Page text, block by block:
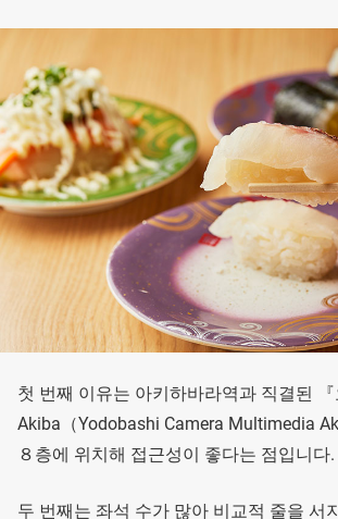
첫 번째 이유는 아키하바라역과 직결된 『
Akiba（Yodobashi Camera Multimedia
８층에 위치해 접근성이 좋다는 점입니다.
두 번째는 좌석 수가 많아 비교적 줄을 서